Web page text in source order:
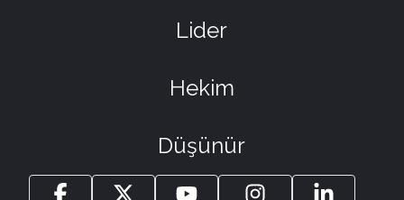
Lider
Hekim
Düşünür